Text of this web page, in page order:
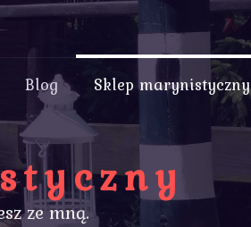
Blog Sklep marynistyczny
ze mną.